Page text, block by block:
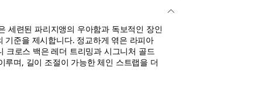
세련된 파리지앵의 우아함과 독보적인 장인
기준을 제시합니다. 정교하게 엮은 라피아
크로스 백은 레더 트리밍과 시그니처 골드
루며, 길이 조절이 가능한 체인 스트랩을 더